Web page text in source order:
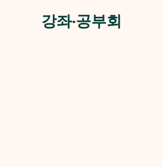
강좌·공부회